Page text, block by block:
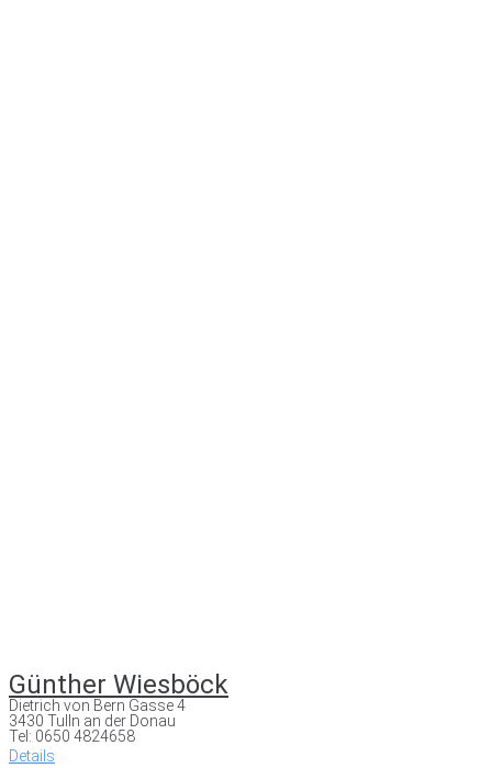
Günther Wiesböck
Dietrich von Bern Gasse 4
3430 Tulln an der Donau
Tel: 0650 4824658
Details